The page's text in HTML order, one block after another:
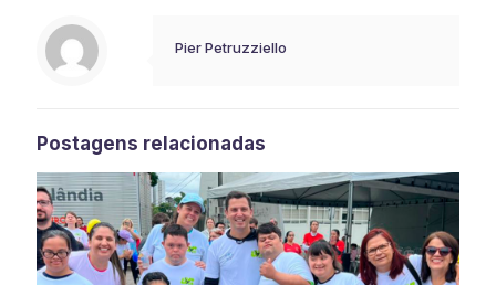
Pier Petruzziello
Postagens relacionadas